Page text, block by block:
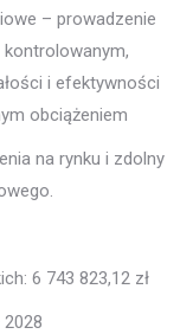
– prowadzenie
i efektywności
obciążeniem
na rynku i zdolny
6 743 823,12 zł